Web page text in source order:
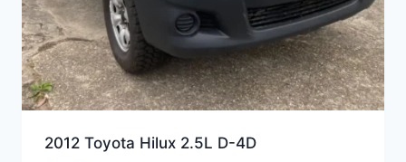
2012 Toyota Hilux 2.5L D-4D